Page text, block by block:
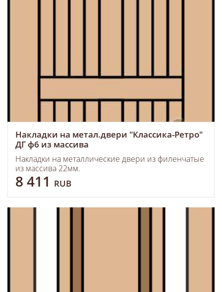
Накладки на метал.двери "Классика-Ретро"
ДГ ф6 из массива
Накладки на металлические двери из филенчатые
из массива 22мм.
8 411 RUB